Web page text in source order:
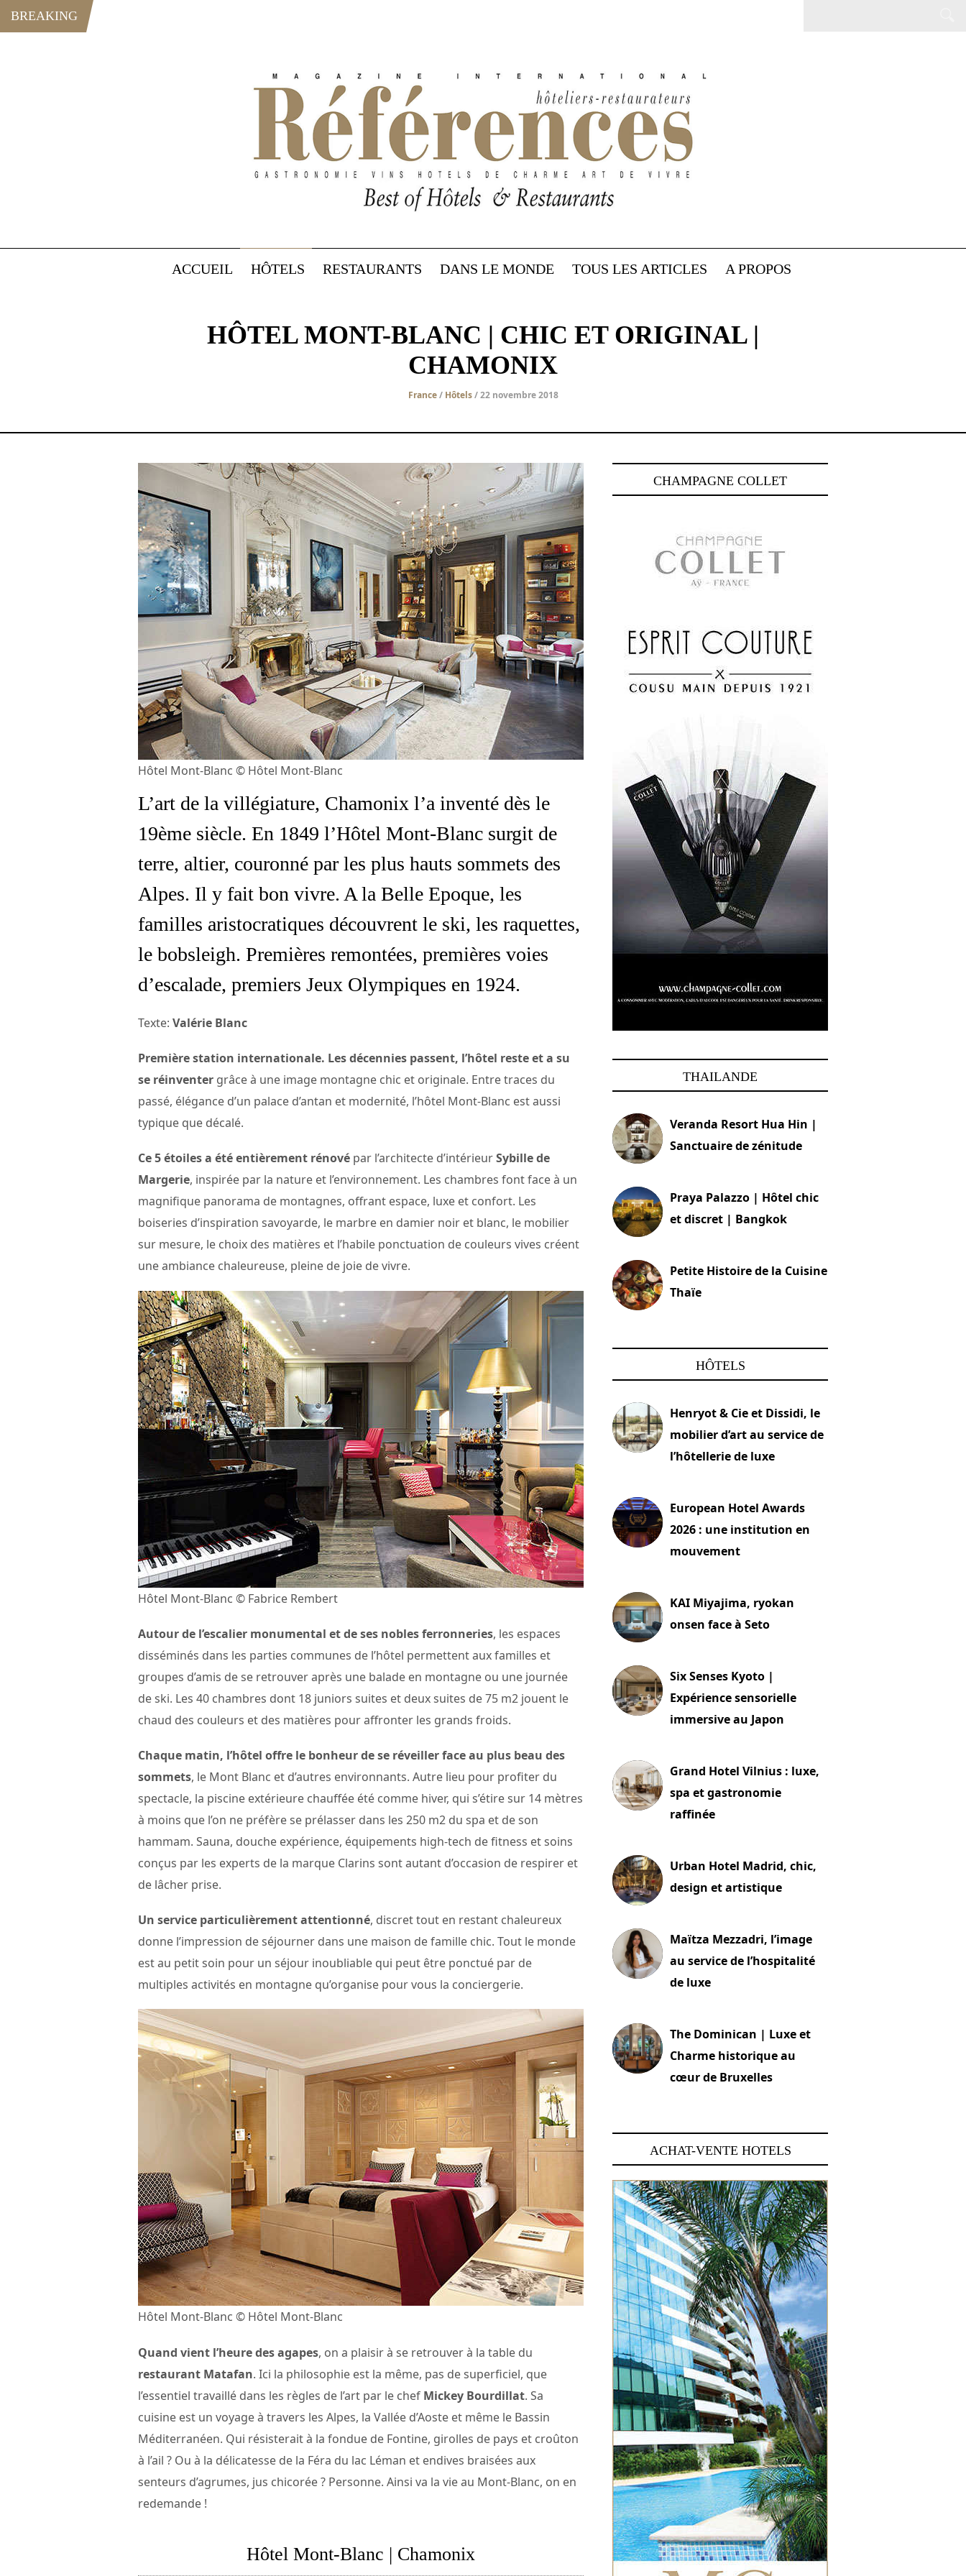
BREAKING
ACCUEIL HÔTELS RESTAURANTS DANS LE MONDE TOUS LES ARTICLES A PROPOS
HÔTEL MONT-BLANC | CHIC ET ORIGINAL |
CHAMONIX
France/ Hôtels/ 22 novembre 2018
Hôtel Mont-Blanc © Hôtel Mont-Blanc
L’art de la villégiature, Chamonix l’a inventé dès le
19ème siècle. En 1849 l’Hôtel Mont-Blanc surgit de
terre, altier, couronné par les plus hauts sommets des
Alpes. Il y fait bon vivre. A la Belle Epoque, les
familles aristocratiques découvrent le ski, les raquettes,
le bobsleigh. Premières remontées, premières voies
d’escalade, premiers Jeux Olympiques en 1924.
Texte: Valérie Blanc
Première station internationale. Les décennies passent, l’hôtel reste et a su
se réinventer grâce à une image montagne chic et originale. Entre traces du
passé, élégance d’un palace d’antan et modernité, l’hôtel Mont-Blanc est aussi
typique que décalé.
Ce 5 étoiles a été entièrement rénové par l’architecte d’intérieurSybille de
Margerie, inspirée par la nature et l’environnement. Les chambres font face à un
magnifique panorama de montagnes, offrant espace, luxe et confort. Les
boiseries d’inspiration savoyarde, le marbre en damier noir et blanc, le mobilier
sur mesure, le choix des matières et l’habile ponctuation de couleurs vives créent
une ambiance chaleureuse, pleine de joie de vivre.
Hôtel Mont-Blanc © Fabrice Rembert
Autour de l’escalier monumental et de ses nobles ferronneries, les espaces
disséminés dans les parties communes de l’hôtel permettent aux familles et
groupes d’amis de se retrouver après une balade en montagne ou une journée
de ski. Les 40 chambres dont 18 juniors suites et deux suites de 75 m2 jouent le
chaud des couleurs et des matières pour affronter les grands froids.
Chaque matin, l’hôtel offre le bonheur de se réveiller face au plus beau des
sommets, le Mont Blanc et d’autres environnants. Autre lieu pour profiter du
spectacle, la piscine extérieure chauffée été comme hiver, qui s’étire sur 14 mètres
à moins que l’on ne préfère se prélasser dans les 250 m2 du spa et de son
hammam. Sauna, douche expérience, équipements high-tech de fitness et soins
conçus par les experts de la marque Clarins sont autant d’occasion de respirer et
de lâcher prise.
Un service particulièrement attentionné, discret tout en restant chaleureux
donne l’impression de séjourner dans une maison de famille chic. Tout le monde
est au petit soin pour un séjour inoubliable qui peut être ponctué par de
multiples activités en montagne qu’organise pour vous la conciergerie.
Hôtel Mont-Blanc © Hôtel Mont-Blanc
Quand vient l’heure des agapes, on a plaisir à se retrouver à la table du
restaurant Matafan. Ici la philosophie est la même, pas de superficiel, que
l’essentiel travaillé dans les règles de l’art par le chef Mickey Bourdillat. Sa
cuisine est un voyage à travers les Alpes, la Vallée d’Aoste et même le Bassin
Méditerranéen. Qui résisterait à la fondue de Fontine, girolles de pays et croûton
à l’ail ? Ou à la délicatesse de la Féra du lac Léman et endives braisées aux
senteurs d’agrumes, jus chicorée ? Personne. Ainsi va la vie au Mont-Blanc, on en
redemande !
Hôtel Mont-Blanc | Chamonix
CHAMPAGNE COLLET
THAILANDE
Veranda Resort Hua Hin |
Sanctuaire de zénitude
Praya Palazzo | Hôtel chic
et discret | Bangkok
Petite Histoire de la Cuisine
Thaïe
HÔTELS
Henryot & Cie et Dissidi, le
mobilier d’art au service de
l’hôtellerie de luxe
European Hotel Awards
2026 : une institution en
mouvement
KAI Miyajima, ryokan
onsen face à Seto
Six Senses Kyoto |
Expérience sensorielle
immersive au Japon
Grand Hotel Vilnius : luxe,
spa et gastronomie
raffinée
Urban Hotel Madrid, chic,
design et artistique
Maïtza Mezzadri, l’image
au service de l’hospitalité
de luxe
The Dominican | Luxe et
Charme historique au
cœur de Bruxelles
ACHAT-VENTE HOTELS